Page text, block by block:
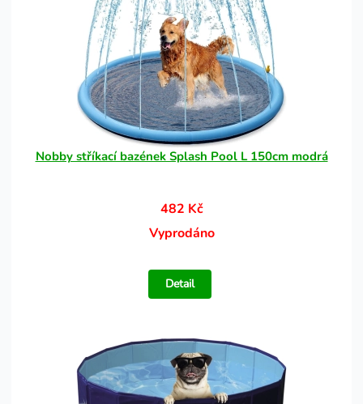
Nobby stříkací bazének Splash Pool L 150cm modrá
482 Kč
Vyprodáno
Detail